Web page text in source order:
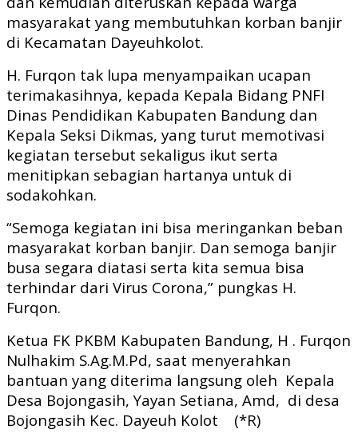
masyarakat yang membutuhkan korban banjir
di Kecamatan Dayeuhkolot.
H. Furqon tak lupa menyampaikan ucapan
terimakasihnya, kepada Kepala Bidang PNFI
Dinas Pendidikan Kabupaten Bandung dan
Kepala Seksi Dikmas, yang turut memotivasi
kegiatan tersebut sekaligus ikut serta
menitipkan sebagian hartanya untuk di
sodakohkan.
“Semoga kegiatan ini bisa meringankan beban
masyarakat korban banjir. Dan semoga banjir
busa segara diatasi serta kita semua bisa
terhindar dari Virus Corona,” pungkas H.
Furqon.
Ketua FK PKBM Kabupaten Bandung, H . Furqon
Nulhakim S.Ag.M.Pd, saat menyerahkan
bantuan yang diterima langsung oleh Kepala
Desa Bojongasih, Yayan Setiana, Amd, di desa
Bojongasih Kec. Dayeuh Kolot
(*R)